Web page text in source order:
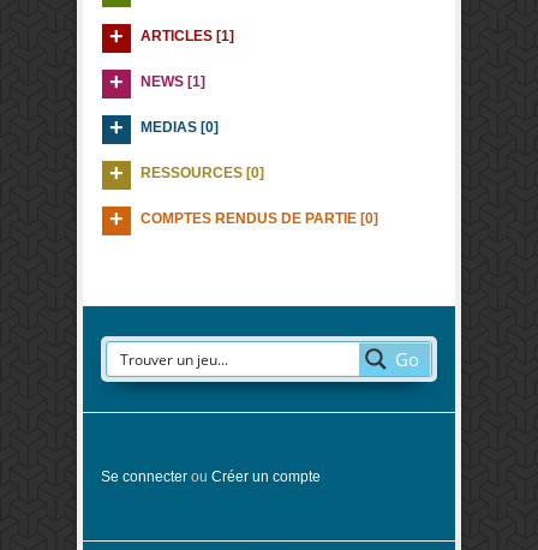
ARTICLES [1]
NEWS [1]
MEDIAS [0]
RESSOURCES [0]
COMPTES RENDUS DE PARTIE [0]
Go
Se connecter ou Créer un compte